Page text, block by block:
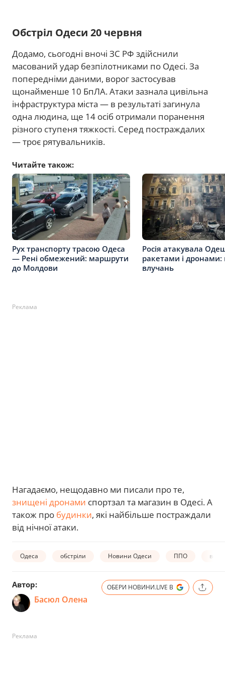
Обстріл Одеси 20 червня
Додамо, сьогодні вночі ЗС РФ здійснили
масований удар безпілотниками по Одесі. За
попередніми даними, ворог застосував
щонайменше 10 БпЛА. Атаки зазнала цивільна
інфраструктура міста — в результаті загинула
одна людина, ще 14 осіб отримали поранення
різного ступеня тяжкості. Серед постраждалих
— троє рятувальників.
Читайте також:
Рух транспорту трасою Одеса
— Рені обмежений: маршрути
до Молдови
Росія атакувала
ракетами і дронами:
влучань
Реклама
Нагадаємо, нещодавно ми писали про те,
знищені дронами спортзал та магазин в Одесі. А
також про будинки, які найбільше постраждали
від нічної атаки.
Одеса обстріли Новини Одеси ППО
Автор:
Басюл Олена
ОБЕРИ НОВИНИ.LIVE В
Реклама